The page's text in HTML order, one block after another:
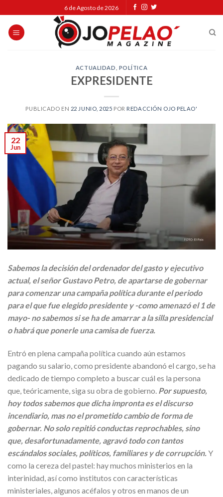
to
content
6 de Agosto de 2026
ACTUALIDAD POLÍTICA
EXPRESIDENTE
PUBLICADO EN 22 JUNIO, 2025 POR REDACCIÓN OJO PELAO'
22
Jun
Sabemos la decisión del ordenador del gasto y ejecutivo
actual, el señor Gustavo Petro, de apartarse de gobernar
para comenzar una campaña política durante el periodo
para el que fue elegido presidente y -como amenazó el 1 de
mayo- no sabemos si se ha de amarrar a la silla presidencial
o habrá que ponerle una camisa de fuerza.
Entró en plena campaña política cuando aún estamos
pagando su salario, como presidente abandonó el cargo, se ha
dedicado de tiempo completo a buscar cuál es la persona
que, teóricamente, siga su obra de gobierno. Por supuesto,
hoy todos sabemos que dicha impronta es el discurso
incendiario, mas no el prometido cambio de forma de
gobernar. No solo repitió conductas reprochables, sino
que, desafortunadamente, agravó todo con tantos
escándalos sociales, políticos, familiares y de corrupción. Y
como la cereza del pastel: hay muchos ministerios en la
interinidad, así como institutos con características
ministeriales, algunos acéfalos y otros en manos de un